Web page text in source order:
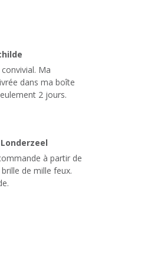
Ma
dans ma boîte
2 jours.
à partir de
de mille feux.